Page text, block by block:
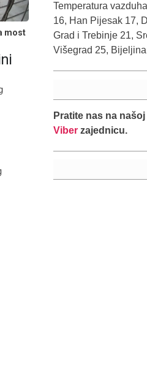
most
Temperatura
16, Han Pijesak 17,
Grad i Trebinje 21,
Višegrad 25,
Pratite nas na našoj
Viber zajednicu.